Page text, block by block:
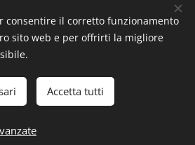
2021-2022-2023-2024-2025-2026
Anna-Maria Bellomo
Cookies
consentire il corretto funzionamento
sito web e per offrirti la migliore
Accetta tutti